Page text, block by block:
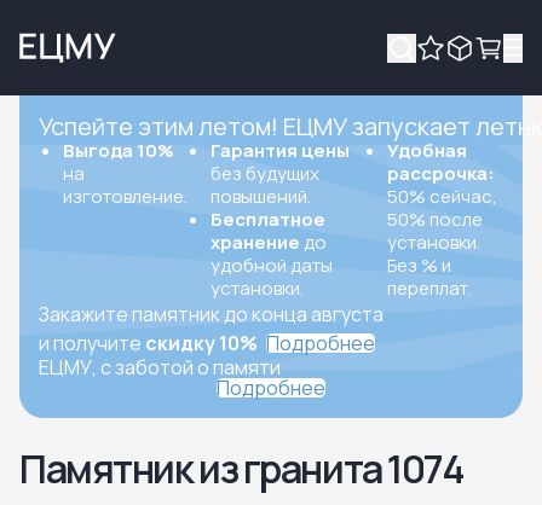
Успейте этим летом! ЕЦМУ запускает
Выгода 10%
на
изготовление.
Гарантия цены
без будущих
повышений.
Бесплатное
хранение до
удобной даты
установки.
Удобная
рассрочка:
50% сейчас,
50% после
установки.
Без % и
переплат.
Закажите памятник до конца августа
и получите скидку 10% Подробнее
ЕЦМУ, с заботой о памяти
Подробнее
Памятник из гранита 1074